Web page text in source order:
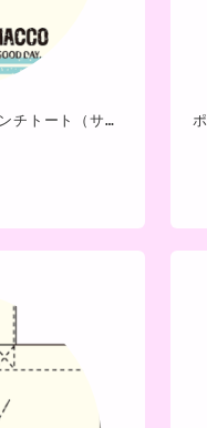
ポチャッコ cafe 限定コラボランチトート（サングラスタイプ）